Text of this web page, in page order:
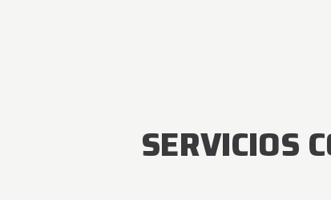
SERVICIOS